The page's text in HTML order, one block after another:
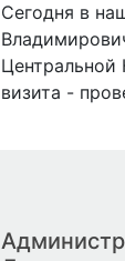
Сегодня в
Центральной
визита -